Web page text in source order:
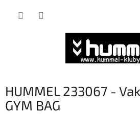
HUMMEL 233067 -
GYM BAG